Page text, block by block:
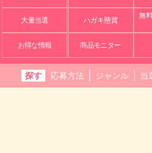
大量当選 ハガキ懸賞
無
お得な情報 商品モニター
探す 応募方法 ジャンル 当